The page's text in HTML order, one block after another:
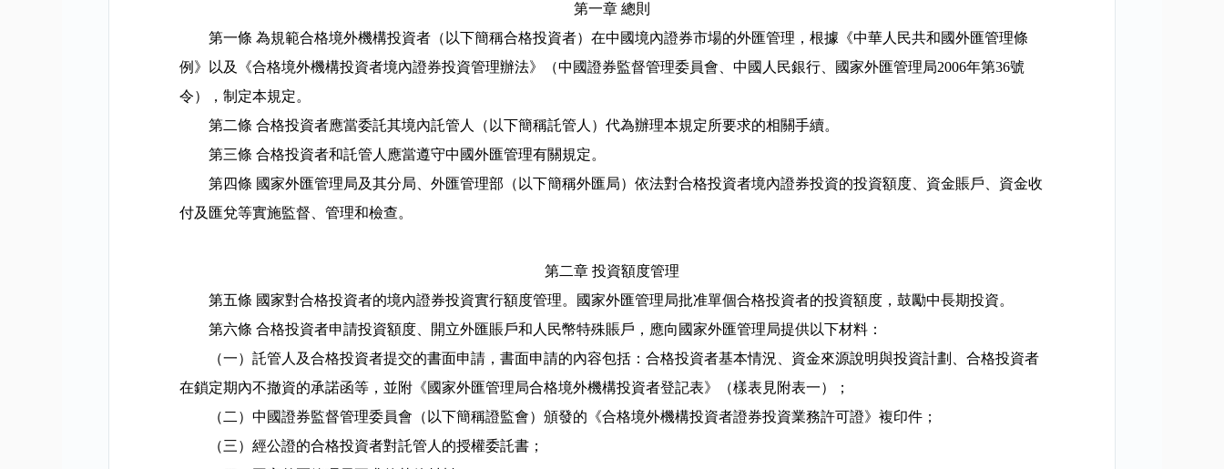
第一章 總則
第一條 為規範合格境外機構投資者（以下簡稱合格投資者）在中國境內證券市場的外匯管理，根據《中華人民共和國外匯管理條
例》以及《合格境外機構投資者境內證券投資管理辦法》（中國證券監督管理委員會、中國人民銀行、國家外匯管理局2006年第36號
令），制定本規定。
第二條 合格投資者應當委託其境內託管人（以下簡稱託管人）代為辦理本規定所要求的相關手續。
第三條 合格投資者和託管人應當遵守中國外匯管理有關規定。
第四條 國家外匯管理局及其分局、外匯管理部（以下簡稱外匯局）依法對合格投資者境內證券投資的投資額度、資金賬戶、資金收
付及匯兌等實施監督、管理和檢查。
第二章 投資額度管理
第五條 國家對合格投資者的境內證券投資實行額度管理。國家外匯管理局批准單個合格投資者的投資額度，鼓勵中長期投資。
第六條 合格投資者申請投資額度、開立外匯賬戶和人民幣特殊賬戶，應向國家外匯管理局提供以下材料：
（一）託管人及合格投資者提交的書面申請，書面申請的內容包括：合格投資者基本情況、資金來源說明與投資計劃、合格投資者
在鎖定期內不撤資的承諾函等，並附《國家外匯管理局合格境外機構投資者登記表》（樣表見附表一）；
（二）中國證券監督管理委員會（以下簡稱證監會）頒發的《合格境外機構投資者證券投資業務許可證》複印件；
（三）經公證的合格投資者對託管人的授權委託書；